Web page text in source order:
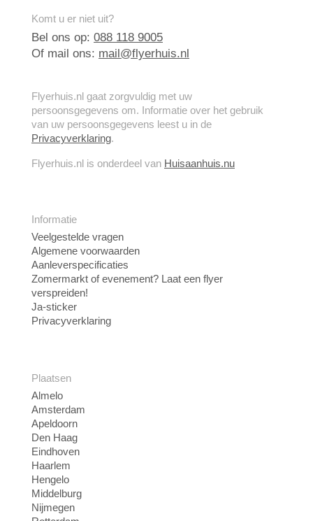
Komt u er niet uit?
Bel ons op: 088 118 9005
Of mail ons: mail@flyerhuis.nl
Flyerhuis.nl gaat zorgvuldig met uw
persoonsgegevens om. Informatie over het gebruik
van uw persoonsgegevens leest u in de
Privacyverklaring.
Flyerhuis.nl is onderdeel van Huisaanhuis.nu
Informatie
Veelgestelde vragen
Algemene voorwaarden
Aanleverspecificaties
Zomermarkt of evenement? Laat een flyer
verspreiden!
Ja-sticker
Privacyverklaring
Plaatsen
Almelo
Amsterdam
Apeldoorn
Den Haag
Eindhoven
Haarlem
Hengelo
Middelburg
Nijmegen